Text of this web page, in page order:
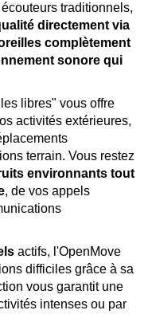
traditionnels,
directement via
complètement
sonore qui
libres" vous offre
activités extérieures,
terrain. Vous restez
environnants tout
, de vos appels
actifs, l'OpenMove
difficiles grâce à sa
vous garantit une
intenses ou par